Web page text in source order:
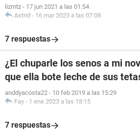
lizmtz - 17 jun 2021 a las 01:54
Astrid - 16 mar 2023 a las 07:08
7 respuestas
¿El chuparle los senos a mi
que ella bote leche de sus
anddyacosta22 - 10 feb 2019 a las 15:29
Fay - 1 ene 2023 a las 18:15
7 respuestas